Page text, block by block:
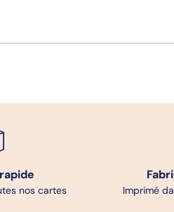
nos cartes Imprimé